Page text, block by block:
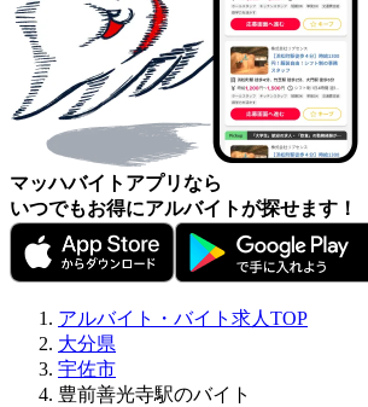
マッハバイトアプリなら
いつでもお得にアルバイトが探せます！
アルバイト・バイト求人TOP
大分県
宇佐市
豊前善光寺駅のバイト